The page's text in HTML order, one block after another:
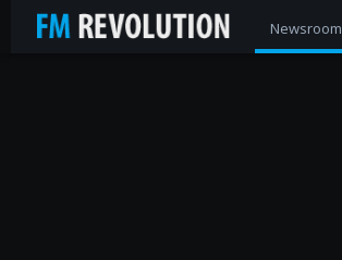
Newsroom